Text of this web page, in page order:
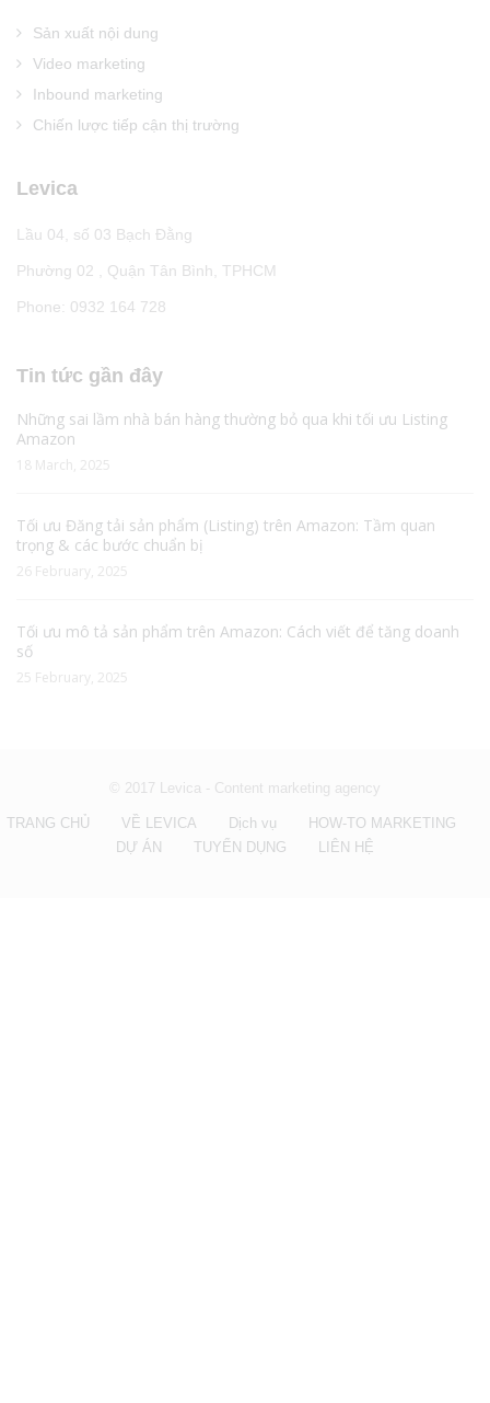
Sản xuất nội dung
Video marketing
Inbound marketing
Chiến lược tiếp cận thị trường
Levica
Lầu 04, số 03 Bạch Đằng
Phường 02 , Quận Tân Bình, TPHCM
Phone: 0932 164 728
Tin tức gần đây
Những sai lầm nhà bán hàng thường bỏ qua khi tối ưu Listing
Amazon
18 March, 2025
Tối ưu Đăng tải sản phẩm (Listing) trên Amazon: Tầm quan
trọng & các bước chuẩn bị
26 February, 2025
Tối ưu mô tả sản phẩm trên Amazon: Cách viết để tăng doanh
số
25 February, 2025
© 2017 Levica - Content marketing agency
TRANG CHỦ VỀ LEVICA Dịch vụ
HOW-TO MARKETING
DỰ ÁN
TUYỂN DỤNG LIÊN HỆ